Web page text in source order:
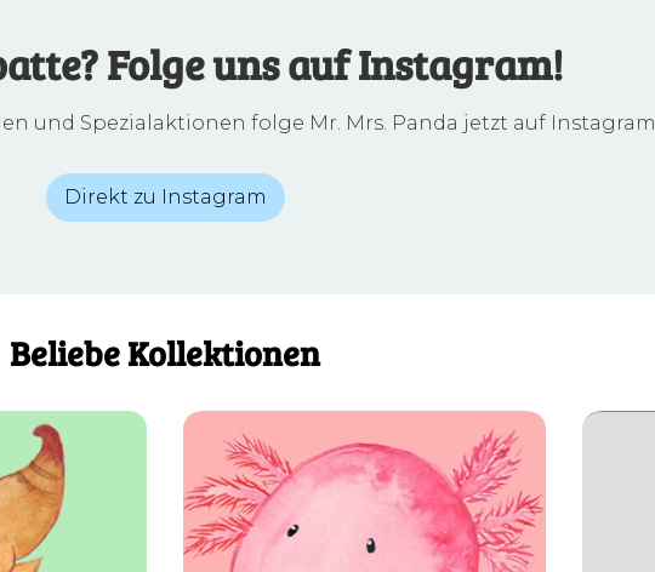
Folge uns auf Instagram!
und Spezialaktionen folge Mr. Mrs. Panda jetzt auf Instagram
Direkt zu Instagram
Beliebe Kollektionen